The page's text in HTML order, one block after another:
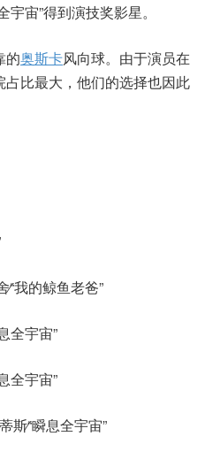
宙”得到演技奖影星。
的奥斯卡风向球。由于演员在
比最大，他们的选择也因此
我的鲸鱼老爸”
全宇宙”
全宇宙”
斯∕“瞬息全宇宙”